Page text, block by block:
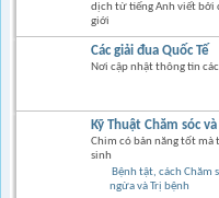
dịch từ tiếng Anh viết bởi
giới
Các giải đua Quốc Tế
Nơi cập nhật thông tin
Kỹ Thuật Chăm sóc
Chim có bản năng tốt
sinh
Bệnh tật, cách Chăm
ngừa và Trị bệnh